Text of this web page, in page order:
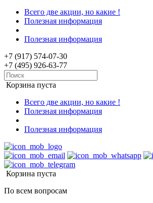
Всего две акции, но какие !
Полезная информация
Полезная информация
+7 (917) 574-07-30
+7 (495) 926-63-77
Корзина пуста
Всего две акции, но какие !
Полезная информация
Полезная информация
Корзина пуста
По всем вопросам